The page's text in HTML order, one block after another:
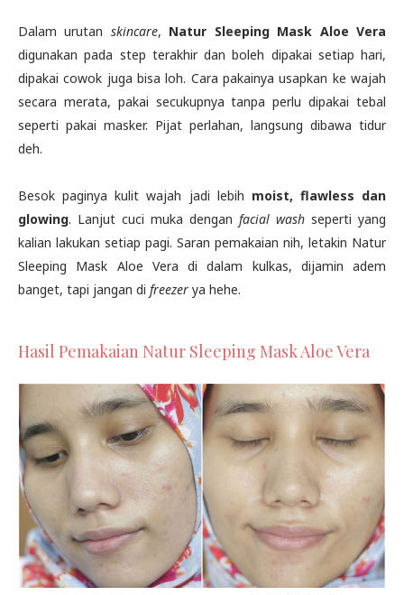
Dalam urutan skincare, Natur Sleeping Mask Aloe Vera
digunakan pada step terakhir dan boleh dipakai setiap hari,
dipakai cowok juga bisa loh. Cara pakainya usapkan ke wajah
secara merata, pakai secukupnya tanpa perlu dipakai tebal
seperti pakai masker. Pijat perlahan, langsung dibawa tidur
deh.
Besok paginya kulit wajah jadi lebih moist, flawless dan
glowing. Lanjut cuci muka dengan facial wash seperti yang
kalian lakukan setiap pagi. Saran pemakaian nih, letakin Natur
Sleeping Mask Aloe Vera di dalam kulkas, dijamin adem
banget, tapi jangan di freezer ya hehe.
Hasil Pemakaian Natur Sleeping Mask Aloe Vera